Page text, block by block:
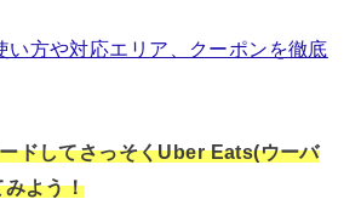
い方や対応エリア、クーポンを徹底
ドしてさっそくUber Eats(ウーバ
みよう！